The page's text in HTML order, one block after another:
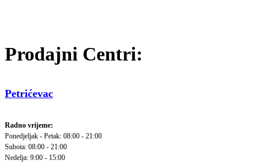
Prodajni Centri:
Petrićevac
Radno vrijeme:
Ponedjeljak - Petak: 08:00 - 21:00
Subota: 08:00 - 21:00
Nedelja: 9:00 - 15:00